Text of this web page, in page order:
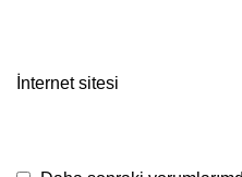
İnternet sitesi